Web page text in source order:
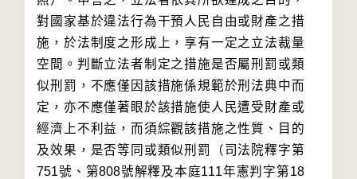
對國家基於違法行為干預人民自由或財產之措
施，於法制度之形成上，享有一定之立法裁量
空間。判斷立法者制定之措施是否屬刑罰或類
似刑罰，不應僅因該措施係規範於刑法典中而
定，亦不應僅著眼於該措施使人民遭受財產或
經濟上不利益，而須綜觀該措施之性質、目的
及效果，是否等同或類似刑罰（司法院釋字第
751號、第808號解釋及本庭111年憲判字第18